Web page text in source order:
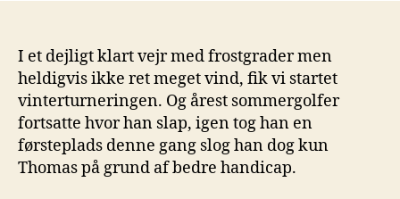
I et dejligt klart vejr med frostgrader men
heldigvis ikke ret meget vind, fik vi startet
vinterturneringen. Og årest sommergolfer
fortsatte hvor han slap, igen tog han en
førsteplads denne gang slog han dog kun
Thomas på grund af bedre handicap.